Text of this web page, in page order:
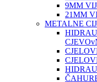
9MM
21MM
METALNE